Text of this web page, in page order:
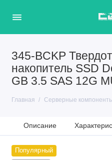
345-BCKP
накопитель SSD
GB 3.5 SAS 12G
Главная Серверные
Описание
Популярный